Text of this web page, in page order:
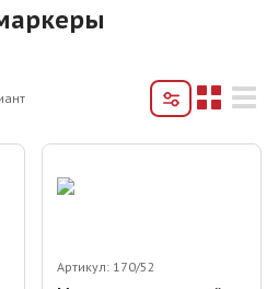
Артикул: 170/52